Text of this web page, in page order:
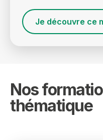
Je découvre ce
Nos
thématique